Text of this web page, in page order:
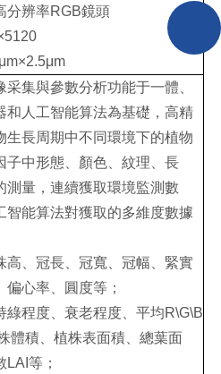
分辨率RGB鏡頭
采集與參數分析功能于一體、
和人工智能算法為基礎，高精
生長周期中不同環境下的植物
子中形態、顏色、紋理、長
測量，連續獲取環境監測數
智能算法對獲取的多維度數據
高、冠長、冠寬、冠幅、緊實
偏心率、圓度等；
綠程度、衰老程度、平均R\G\B
體積、植株表面積、總葉面
等；